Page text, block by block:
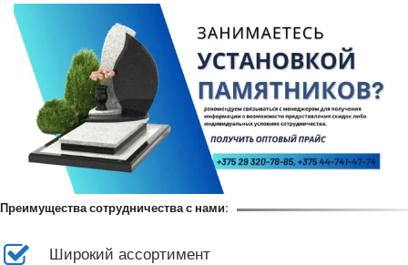
Преимущества сотрудничества с нами:
Широкий ассортимент